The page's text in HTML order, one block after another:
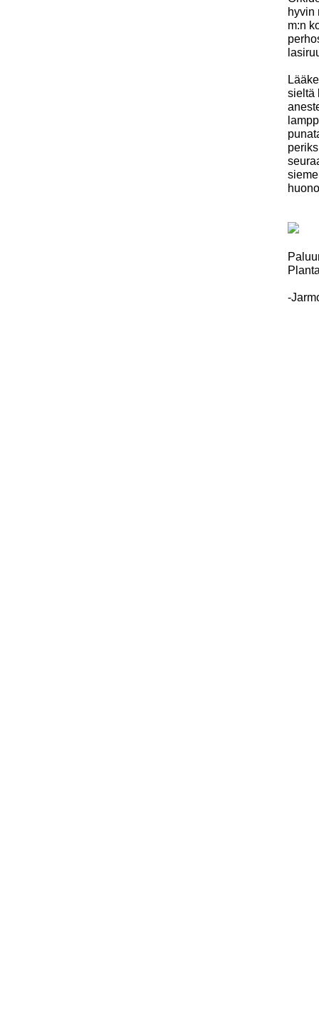
hyvin
m:n
sieltä
-